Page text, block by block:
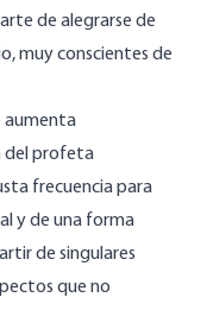
de alegrarse de
muy conscientes de
aumenta
del profeta
frecuencia para
y de una forma
de singulares
que no